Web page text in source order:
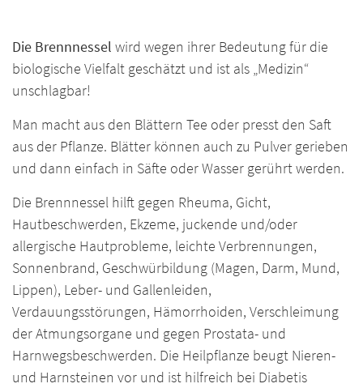
Die Brennnessel wird wegen ihrer Bedeutung für die
biologische Vielfalt geschätzt und ist als „Medizin“
unschlagbar!
Man macht aus den Blättern Tee oder presst den Saft
aus der Pflanze. Blätter können auch zu Pulver gerieben
und dann einfach in Säfte oder Wasser gerührt werden.
Die Brennnessel hilft gegen Rheuma, Gicht,
Hautbeschwerden, Ekzeme, juckende und/oder
allergische Hautprobleme, leichte Verbrennungen,
Sonnenbrand, Geschwürbildung (Magen, Darm, Mund,
Lippen), Leber- und Gallenleiden,
Verdauungsstörungen, Hämorrhoiden, Verschleimung
der Atmungsorgane und gegen Prostata- und
Harnwegsbeschwerden. Die Heilpflanze beugt Nieren-
und Harnsteinen vor und ist hilfreich bei Diabetis